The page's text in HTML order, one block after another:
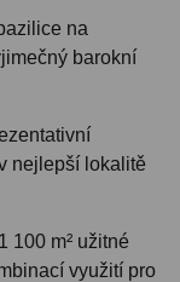
na
barokní
nejlepší lokalitě
100 m² užitné
využití pro